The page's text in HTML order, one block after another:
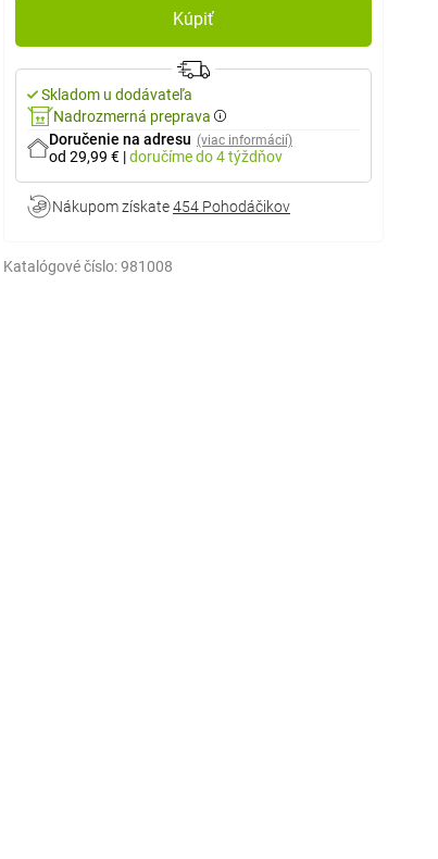
Kúpiť
Skladom u dodávateľa
Nadrozmerná preprava
Doručenie na adresu (viac informácií)
od 29,99 € |doručímedo 4 týždňov
Nákupom získate454 Pohodáčikov
Katalógové číslo:981008